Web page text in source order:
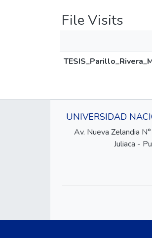
File Visits
UNIVERSIDAD
Av. Nueva Zelandia
Juliaca -